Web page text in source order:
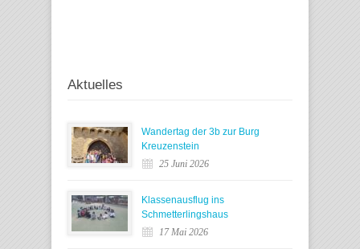
Aktuelles
Wandertag der 3b zur Burg
Kreuzenstein
25 Juni 2026
Klassenausflug ins
Schmetterlingshaus
17 Mai 2026